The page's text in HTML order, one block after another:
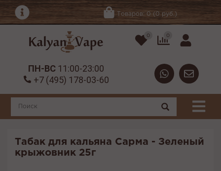
Товаров: 0 (0 руб.)
0 0
ПН-ВС 11:00-23:00
+7 (495) 178-03-60
Табак для кальяна Сарма - Зеленый
крыжовник 25г